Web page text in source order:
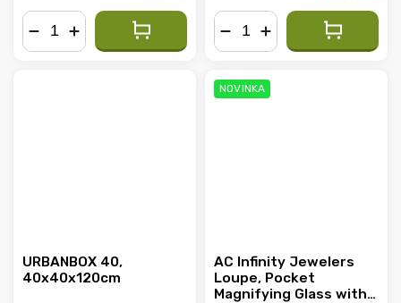
URBANBOX 40,
40x40x120cm
NOVINKA
AC Infinity Jewelers
Loupe, Pocket
Magnifying Glass with